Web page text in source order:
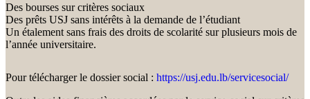
Des bourses sur critères sociaux
Des prêts USJ sans intérêts à la demande de l’étudiant
Un étalement sans frais des droits de scolarité sur plusieurs mois de
l’année universitaire.
Pour télécharger le dossier social : https://usj.edu.lb/servicesocial/